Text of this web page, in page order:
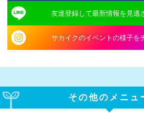
友達登録して最新情報を見逃
サカイクのイベントの様子を
その他のメニュ